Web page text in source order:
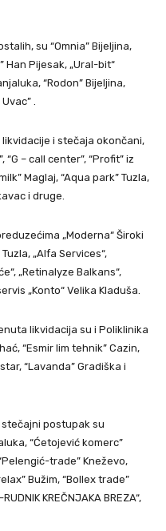
su “Omnia” Bijeljina,
Han Pijesak, „Ural-bit“
“Rodon” Bijeljina,
.
i stečaja okončani,
– call center”, “Profit” iz
Maglaj, “Aqua park” Tuzla,
i druge.
„Moderna“ Široki
„Alfa Services“,
„Retinalyze Balkans“,
„Konto“ Velika Kladuša.
likvidacija su i Poliklinika
“Esmir lim tehnik” Cazin,
“Lavanda” Gradiška i
postupak su
“Ćetojević komerc”
trade” Kneževo,
Bužim, “Bollex trade”
KREČNJAKA BREZA“,